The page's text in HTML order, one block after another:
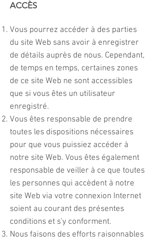
ACCÈS
Vous pourrez accéder à des parties
du site Web sans avoir à enregistrer
de détails auprès de nous. Cependant,
de temps en temps, certaines zones
de ce site Web ne sont accessibles
que si vous êtes un utilisateur
enregistré.
Vous êtes responsable de prendre
toutes les dispositions nécessaires
pour que vous puissiez accéder à
notre site Web. Vous êtes également
responsable de veiller à ce que toutes
les personnes qui accèdent à notre
site Web via votre connexion Internet
soient au courant des présentes
conditions et s'y conforment.
Nous faisons des efforts raisonnables